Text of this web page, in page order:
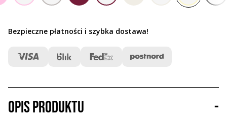
Bezpieczne płatności i szybka dostawa!
Opis produktu -